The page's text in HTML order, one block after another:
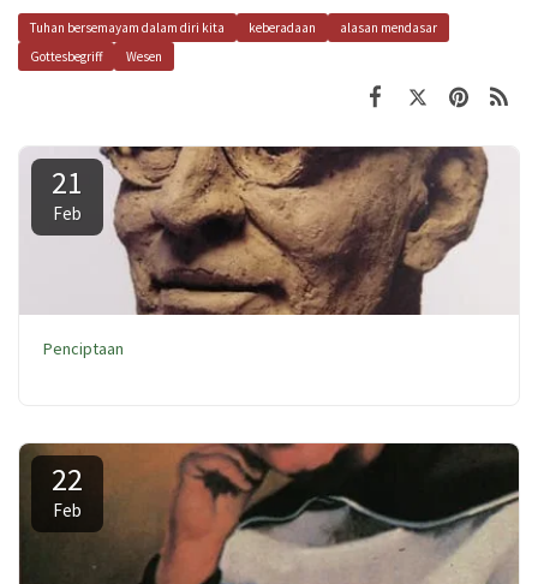
Tuhan bersemayam dalam diri kita keberadaan
alasan mendasar
Gottesbegriff
Wesen
21
Feb
Penciptaan
22
Feb